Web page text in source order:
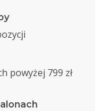
powyżej 799 zł